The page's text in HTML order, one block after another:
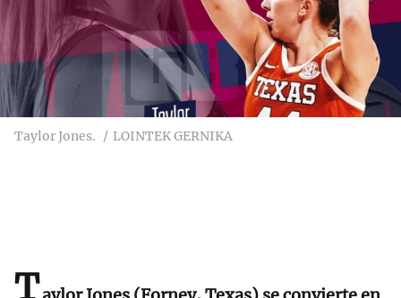
Taylor Jones. LOINTEK GERNIKA
T